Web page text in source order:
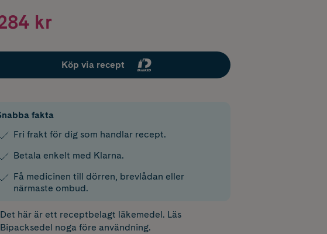
kr
Köp via recept
fakta
Fri frakt för dig som handlar recept.
Betala enkelt med Klarna.
Få medicinen till dörren, brevlådan eller
närmaste ombud.
Det här är ett receptbelagt läkemedel. Läs
Bipacksedel noga före användning.